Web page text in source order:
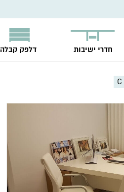
חדרי ישיבות דלפק קבלה